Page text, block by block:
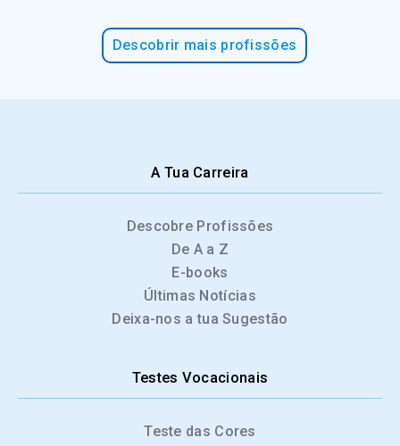
Descobrir mais profissões
A Tua Carreira
Descobre Profissões
De A a Z
E-books
Últimas Notícias
Deixa-nos a tua Sugestão
Testes Vocacionais
Teste das Cores